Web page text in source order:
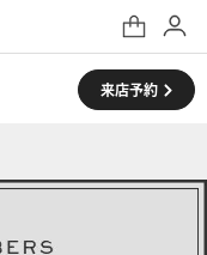
来店予約